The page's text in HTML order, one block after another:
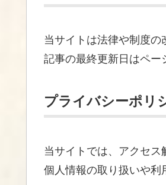
当サイトは法律や制度の
記事の最終更新日はペー
プライバシーポリ
当サイトでは、アクセス
個人情報の取り扱いや利